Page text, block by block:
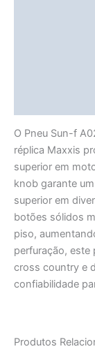
O Pneu Sun-f
réplica Maxxis
superior em
knob garante
superior em
botões sólidos
piso,
perfuração, este
cross country e
confiabilidade
Produtos